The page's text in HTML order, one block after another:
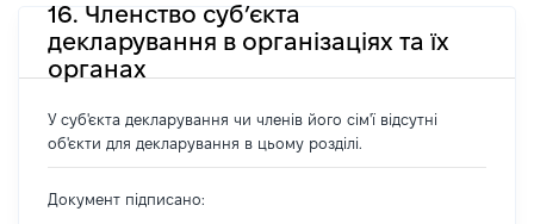
16. Членство суб’єкта
декларування в організаціях та їх
органах
У суб'єкта декларування чи членів його сім'ї відсутні
об'єкти для декларування в цьому розділі.
Документ підписано: